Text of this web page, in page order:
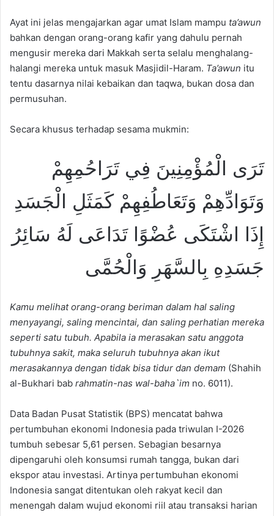
Ayat ini jelas mengajarkan agar umat Islam mampu ta’awun
bahkan dengan orang-orang kafir yang dahulu pernah
mengusir mereka dari Makkah serta selalu menghalang-
halangi mereka untuk masuk Masjidil-Haram. Ta’awun itu
tentu dasarnya nilai kebaikan dan taqwa, bukan dosa dan
permusuhan.
Secara khusus terhadap sesama mukmin:
تَرَى الْمُؤْمِنِينَ فِي تَرَاحُمِهِمْ
وَتَوَادِّهِمْ وَتَعَاطُفِهِمْ كَمَثَلِ الْجَسَدِ
إِذَا اشْتَكَى عُضْوًا تَدَاعَى لَهُ سَائِرُ
جَسَدِهِ بِالسَّهَرِ وَالْحُمَّى
Kamu melihat orang-orang beriman dalam hal saling
menyayangi, saling mencintai, dan saling perhatian mereka
seperti satu tubuh. Apabila ia merasakan satu anggota
tubuhnya sakit, maka seluruh tubuhnya akan ikut
merasakannya dengan tidak bisa tidur dan demam (Shahih
al-Bukhari bab rahmatin-nas wal-baha`im no. 6011).
Data Badan Pusat Statistik (BPS) mencatat bahwa
pertumbuhan ekonomi Indonesia pada triwulan I-2026
tumbuh sebesar 5,61 persen. Sebagian besarnya
dipengaruhi oleh konsumsi rumah tangga, bukan dari
ekspor atau investasi. Artinya pertumbuhan ekonomi
Indonesia sangat ditentukan oleh rakyat kecil dan
menengah dalam wujud ekonomi riil atau transaksi harian